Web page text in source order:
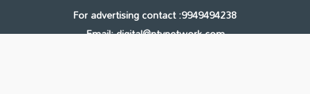
For advertising contact :9949494238
Email: digital@ntvnetwork.com